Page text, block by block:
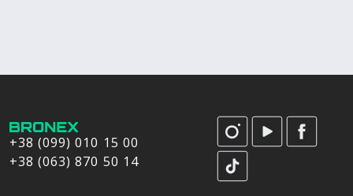
+38 (099) 010 15 00
+38 (063) 870 50 14